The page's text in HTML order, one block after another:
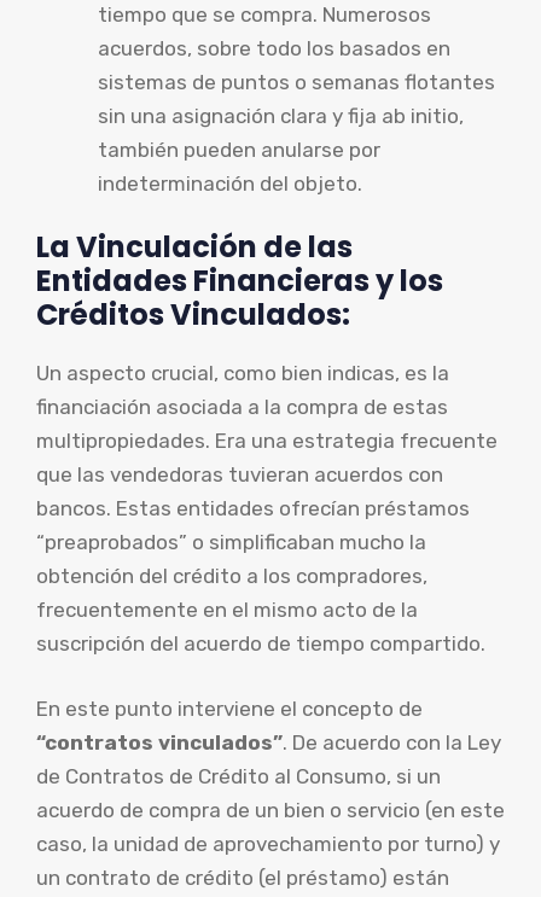
tiempo que se compra. Numerosos
acuerdos, sobre todo los basados en
sistemas de puntos o semanas flotantes
sin una asignación clara y fija ab initio,
también pueden anularse por
indeterminación del objeto.
La Vinculación de las
Entidades Financieras y los
Créditos Vinculados:
Un aspecto crucial, como bien indicas, es la
financiación asociada a la compra de estas
multipropiedades. Era una estrategia frecuente
que las vendedoras tuvieran acuerdos con
bancos. Estas entidades ofrecían préstamos
“preaprobados” o simplificaban mucho la
obtención del crédito a los compradores,
frecuentemente en el mismo acto de la
suscripción del acuerdo de tiempo compartido.
En este punto interviene el concepto de
“contratos vinculados”. De acuerdo con la Ley
de Contratos de Crédito al Consumo, si un
acuerdo de compra de un bien o servicio (en este
caso, la unidad de aprovechamiento por turno) y
un contrato de crédito (el préstamo) están